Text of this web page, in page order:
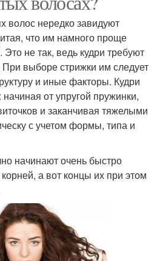
волос нередко завидуют
что им намного проще
не так, ведь кудри требуют
При выборе стрижки им следует
и иные факторы. Кудри
от упругой пружинки,
и заканчивая тяжелыми
с учетом формы, типа и
начинают очень быстро
а вот концы их при этом